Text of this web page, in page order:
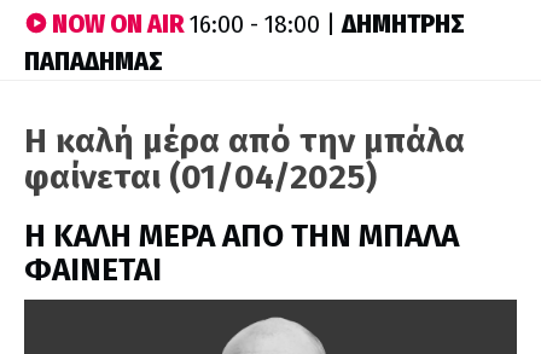
NOW ON AIR16:00 - 18:00 |ΔΗΜΗΤΡΗΣ
ΠΑΠΑΔΗΜΑΣ
Η καλή μέρα από την μπάλα
φαίνεται (01/04/2025)
H ΚΑΛΗ ΜΕΡΑ ΑΠΟ ΤΗΝ ΜΠΑΛΑ
ΦΑΙΝΕΤΑΙ